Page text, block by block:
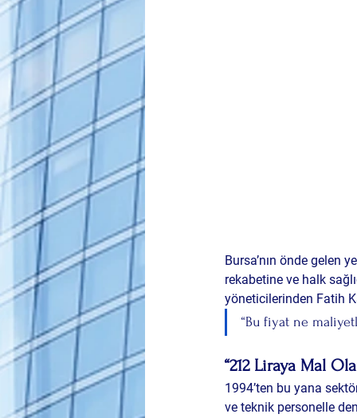
Bursa’nın önde gelen
rekabetine ve halk
yöneticilerinden Fatih
“Bu fiyat ne
“212 Liraya Mal
1994’ten bu yana
ve teknik personelle